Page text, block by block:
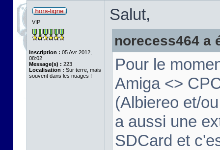
VIP
Inscription : 05 Avr 2012,
08:02
Message(s) : 223
Localisation : Sur terre, mais
souvent dans les nuages !
Salut,
norecess464 a
Pour le
Amiga <>
(Albiereo et/
a aussi une
SDCard et